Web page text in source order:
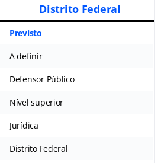
Distrito Federal
Previsto
A definir
Defensor Público
Nível superior
Jurídica
Distrito Federal